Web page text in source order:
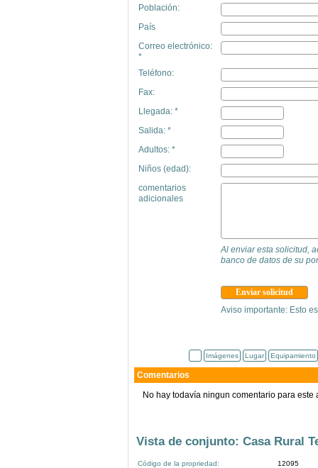
Población:
País
Correo electrónico:
*
Teléfono:
Fax:
Llegada: *
Salida: *
Adultos: *
Niños (edad):
comentarios
adicionales
Al enviar esta solicitud,
banco de datos de su
Aviso importante: Esto
Imágenes Lugar Equipamiento
Comentarios
No hay todavía ningun comentario para este
Vista de conjunto: Casa Rural
Código de la propriedad:
12095